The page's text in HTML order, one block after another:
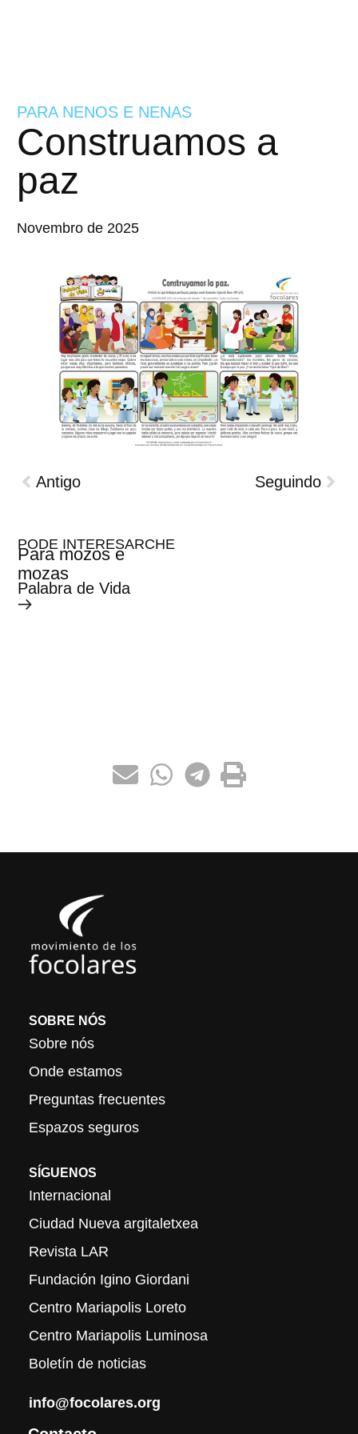
PARA NENOS E NENAS
Construamos a
paz
Novembro de 2025
Antigo Seguindo
PODE INTERESARCHE
Para mozos e
mozas
Palabra de Vida
SOBRE NÓS
Sobre nós
Onde estamos
Preguntas frecuentes
Espazos seguros
SÍGUENOS
Internacional
Ciudad Nueva argitaletxea
Revista LAR
Fundación Igino Giordani
Centro Mariapolis Loreto
Centro Mariapolis Luminosa
Boletín de noticias
info@focolares.org